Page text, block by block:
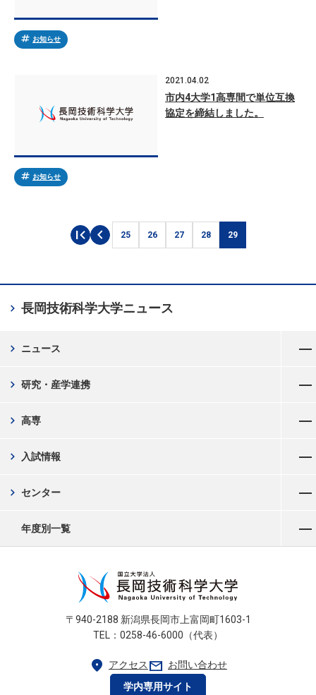
tag お知らせ
2021.04.02
市内4大学1高専間で単位互換
協定を締結しました。
tag お知らせ
first_pagechevron_left 25 26 27 28 29
長岡技術科学大学ニュース
chevron_right
ニュース
chevron_right
研究・産学連携
chevron_right
高専
chevron_right
入試情報
chevron_right
センター
chevron_right
年度別一覧
〒940-2188 新潟県長岡市上富岡町1603-1
TEL：0258-46-6000（代表）
location_on アクセス mail お問い合わせ
学内専用サイト